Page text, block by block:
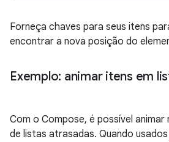
Forneça chaves para seus itens
encontrar a nova posição do
Exemplo: animar itens em
Com o Compose, é possível animar
de listas atrasadas. Quando